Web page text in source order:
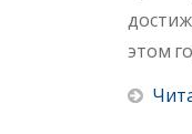
этом